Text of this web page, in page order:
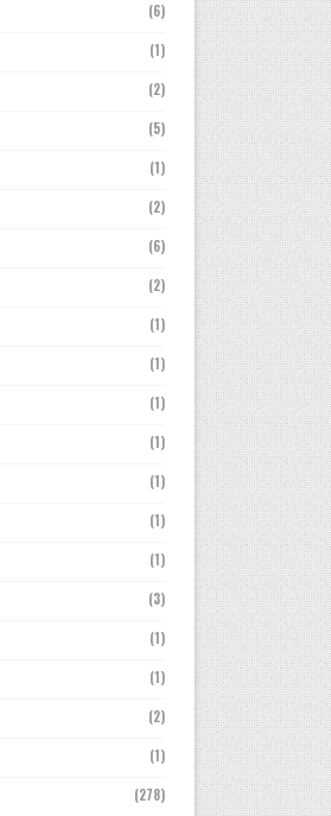
(6)
(1)
(2)
(5)
(1)
(2)
(6)
(2)
(1)
(1)
(1)
(1)
(1)
(1)
(1)
(3)
(1)
(1)
(2)
(1)
(278)